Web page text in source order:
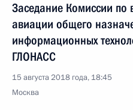
Заседание Комиссии по
авиации общего
информационных
ГЛОНАСС
15 августа 2018 года, 18:45
Москва